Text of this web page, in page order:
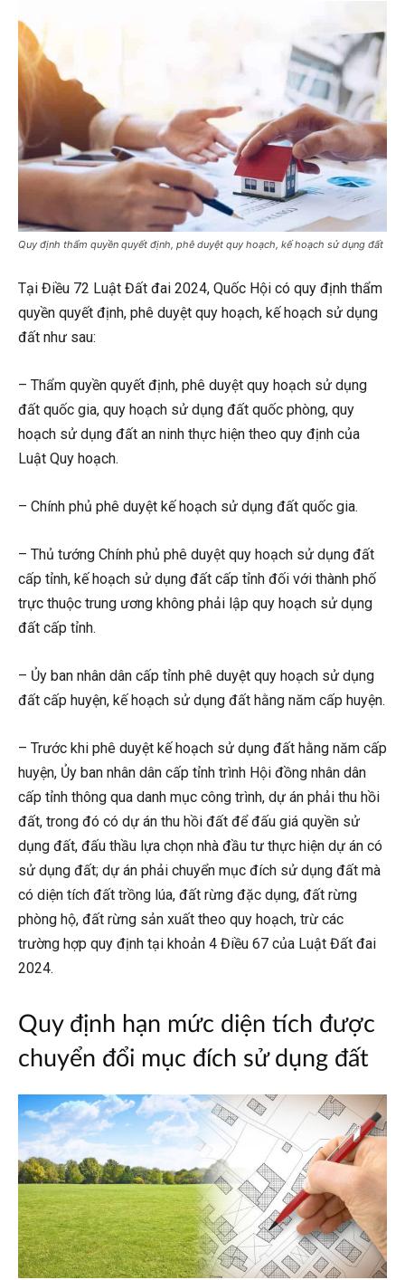
Quy định thẩm quyền quyết định, phê duyệt quy hoạch, kế hoạch sử dụng đất
Tại Điều 72 Luật Đất đai 2024, Quốc Hội có quy định thẩm
quyền quyết định, phê duyệt quy hoạch, kế hoạch sử dụng
đất như sau:
– Thẩm quyền quyết định, phê duyệt quy hoạch sử dụng
đất quốc gia, quy hoạch sử dụng đất quốc phòng, quy
hoạch sử dụng đất an ninh thực hiện theo quy định của
Luật Quy hoạch.
– Chính phủ phê duyệt kế hoạch sử dụng đất quốc gia.
– Thủ tướng Chính phủ phê duyệt quy hoạch sử dụng đất
cấp tỉnh, kế hoạch sử dụng đất cấp tỉnh đối với thành phố
trực thuộc trung ương không phải lập quy hoạch sử dụng
đất cấp tỉnh.
– Ủy ban nhân dân cấp tỉnh phê duyệt quy hoạch sử dụng
đất cấp huyện, kế hoạch sử dụng đất hằng năm cấp huyện.
– Trước khi phê duyệt kế hoạch sử dụng đất hằng năm cấp
huyện, Ủy ban nhân dân cấp tỉnh trình Hội đồng nhân dân
cấp tỉnh thông qua danh mục công trình, dự án phải thu hồi
đất, trong đó có dự án thu hồi đất để đấu giá quyền sử
dụng đất, đấu thầu lựa chọn nhà đầu tư thực hiện dự án có
sử dụng đất; dự án phải chuyển mục đích sử dụng đất mà
có diện tích đất trồng lúa, đất rừng đặc dụng, đất rừng
phòng hộ, đất rừng sản xuất theo quy hoạch, trừ các
trường hợp quy định tại khoản 4 Điều 67 của Luật Đất đai
2024.
Quy định hạn mức diện tích được
chuyển đổi mục đích sử dụng đất